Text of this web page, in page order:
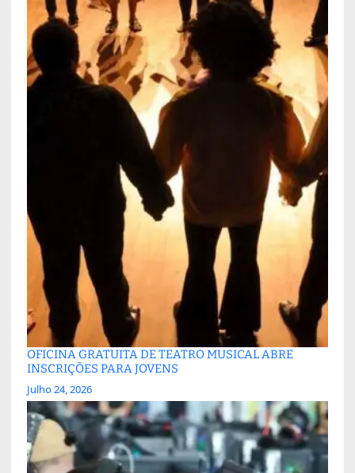
OFICINA GRATUITA DE TEATRO MUSICAL ABRE
INSCRIÇÕES PARA JOVENS
Julho 24, 2026